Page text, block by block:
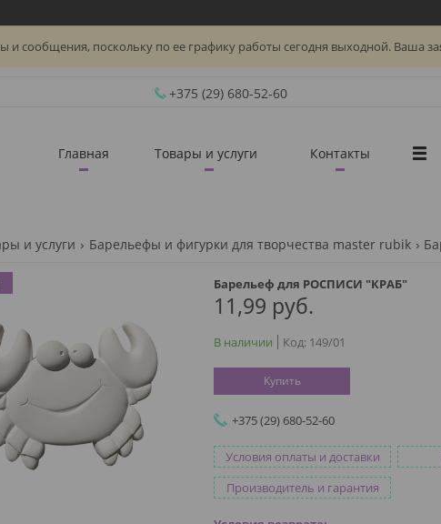
и сообщения, поскольку по ее графику работы сегодня выходной. Ваша
+375 (29) 680-52-60
Главная Товары и услуги Контакты
и услуги Барельефы и фигурки для творчества master rubik
Барельеф для РОСПИСИ "КРАБ"
11,99 руб.
В наличии Код: 149/01
Купить
+375 (29) 680-52-60
Условия оплаты и доставки
Производитель и гарантия